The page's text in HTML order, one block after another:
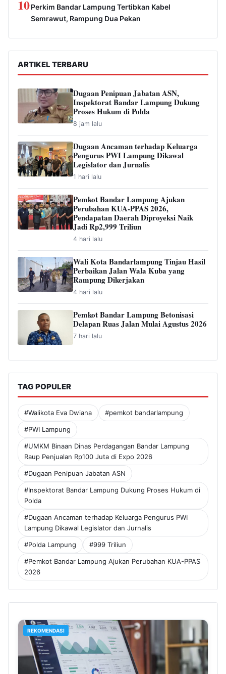
10Perkim Bandar Lampung Tertibkan Kabel
Semrawut, Rampung Dua Pekan
ARTIKEL TERBARU
Dugaan Penipuan Jabatan ASN,
Inspektorat Bandar Lampung Dukung
Proses Hukum di Polda
8 jam lalu
Dugaan Ancaman terhadap Keluarga
Pengurus PWI Lampung Dikawal
Legislator dan Jurnalis
1 hari lalu
Pemkot Bandar Lampung Ajukan
Perubahan KUA-PPAS 2026,
Pendapatan Daerah Diproyeksi Naik
Jadi Rp2,999 Triliun
4 hari lalu
Wali Kota Bandarlampung Tinjau Hasil
Perbaikan Jalan Wala Kuba yang
Rampung Dikerjakan
4 hari lalu
Pemkot Bandar Lampung Betonisasi
Delapan Ruas Jalan Mulai Agustus 2026
7 hari lalu
TAG POPULER
#Walikota Eva Dwiana #pemkot bandarlampung
#PWI Lampung
#UMKM Binaan Dinas Perdagangan Bandar Lampung
Raup Penjualan Rp100 Juta di Expo 2026
#Dugaan Penipuan Jabatan ASN
#Inspektorat Bandar Lampung Dukung Proses Hukum di
Polda
#Dugaan Ancaman terhadap Keluarga Pengurus PWI
Lampung Dikawal Legislator dan Jurnalis
#Polda Lampung #999 Triliun
#Pemkot Bandar Lampung Ajukan Perubahan KUA-PPAS
2026
REKOMENDASI